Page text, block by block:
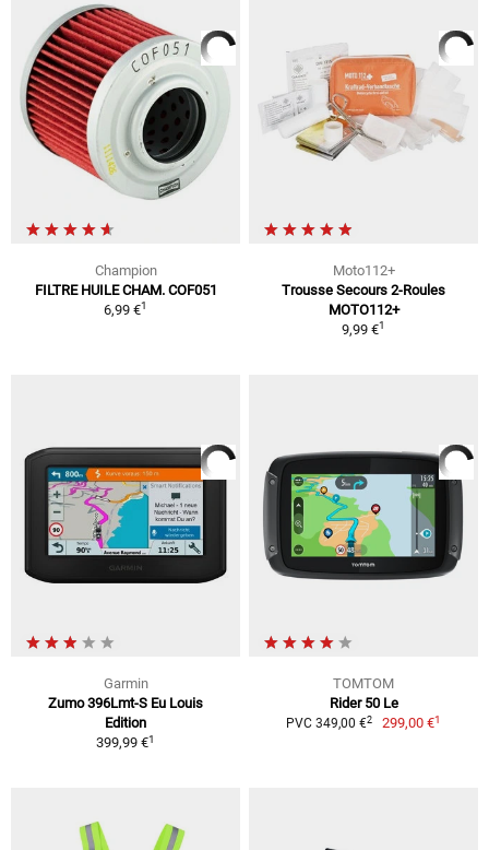
Champion
FILTRE HUILE CHAM. COF051
6,99 €1
Moto112+
Trousse Secours 2-Roules
MOTO112+
9,99 €1
Garmin
Zumo 396Lmt-S Eu Louis
Edition
399,99 €1
TOMTOM
Rider 50 Le
PVC 349,00 €2 299,00 €1